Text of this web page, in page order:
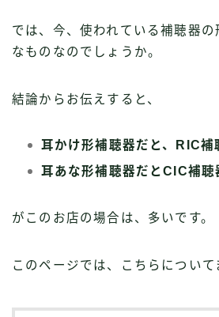
では、今、使われている補聴器
なものなのでしょうか。
結論からお伝えすると、
耳かけ形補聴器だと、RIC補
耳あな形補聴器だとCIC補聴
がこのお店の場合は、多いです。
このページでは、こちらについて